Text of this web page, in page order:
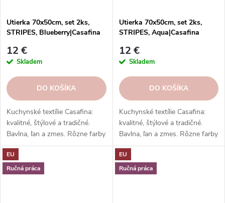
Utierka 70x50cm, set 2ks,
STRIPES, Blueberry|Casafina
12 €
Skladem
DO KOŠÍKA
Kuchynské textílie Casafina:
kvalitné, štýlové a tradičné.
Bavlna, ľan a zmes. Rôzne farby
a vzory. Hodí sa k riadu a
doplnkom. Skvelý darček.
Utierka 70x50cm, set 2ks,
STRIPES, Aqua|Casafina
12 €
Skladem
DO KOŠÍKA
Kuchynské textílie Casafina:
kvalitné, štýlové a tradičné.
Bavlna, ľan a zmes. Rôzne farby
a vzory. Hodí sa k riadu a
doplnkom. Skvelý darček.
EU
Ručná práca
EU
Ručná práca